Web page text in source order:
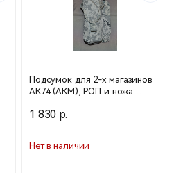
Подсумок для 2-х магазинов
АК74 (АКМ), РОП и ножа
1 830 р.
Нет в наличии